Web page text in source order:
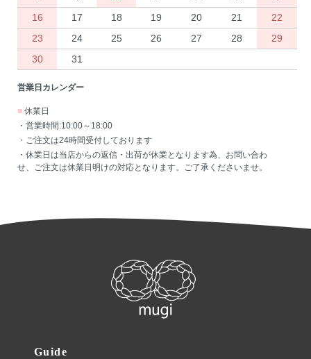
16
17 18 19 20 21
22
23
24 25 26 27 28
29
30
31
営業日カレンダー
■ 休業日
・営業時間:10:00～18:00
・ご注文は24時間受付しております
・休業日は当店からの返信・出荷が休業となります為、お問い合わ
せ、ご注文は休業日明けの対応となります。ご了承くださいませ。
Guide